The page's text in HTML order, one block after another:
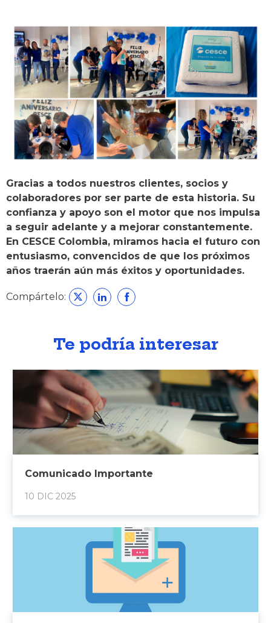
Gracias a todos nuestros clientes, socios y
colaboradores por ser parte de esta historia. Su
confianza y apoyo son el motor que nos impulsa
a seguir adelante y a mejorar constantemente.
En CESCE Colombia, miramos hacia el futuro con
entusiasmo, convencidos de que los próximos
años traerán aún más éxitos y oportunidades.
Compártelo:
Te podría interesar
Comunicado Importante
10 DIC 2025